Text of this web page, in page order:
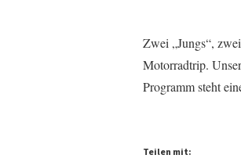
Zwei „Jungs“,
Motorradtrip.
Programm steht
Teilen mit: